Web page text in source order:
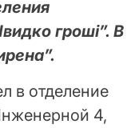
гроші”. В
в отделение
4,